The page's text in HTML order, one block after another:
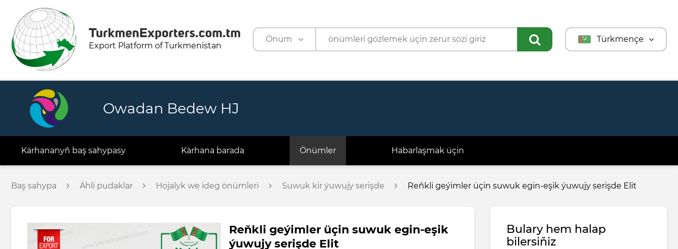
Export Platform of Turkmenistan
Önüm
Kärhana
Türkmençe
Owadan Bedew HJ
Kärhananyň baş sahypasy Kärhana barada Önümler Habarlaşmak üçin
Baş sahypa Ähli pudaklar Hojalyk we ideg önümleri Suwuk kir ýuwujy serişde Reňkli geýimler üçin suwuk egin-eşik ýuwujy serişde Elit
Reňkli geýimler üçin suwuk egin-eşik
ýuwujy serişde Elit
Bulary hem halap
bilersiňiz